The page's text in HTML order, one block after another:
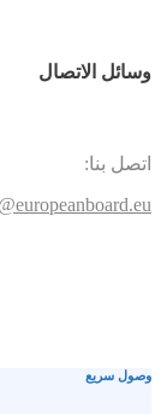
وسائل الاتصال
اتصل بنا:
وصول سريع